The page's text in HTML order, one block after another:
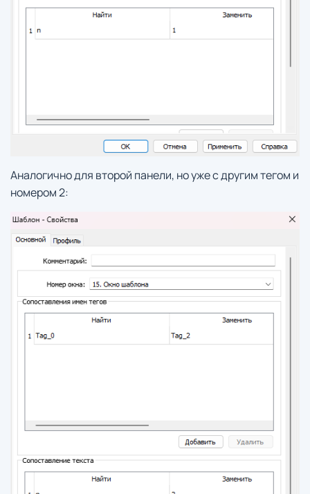
Аналогично для второй панели, но уже с другим тегом и
номером 2: